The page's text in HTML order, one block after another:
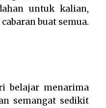
untuk kalian,
buat semua.
belajar menarima
semangat sedikit